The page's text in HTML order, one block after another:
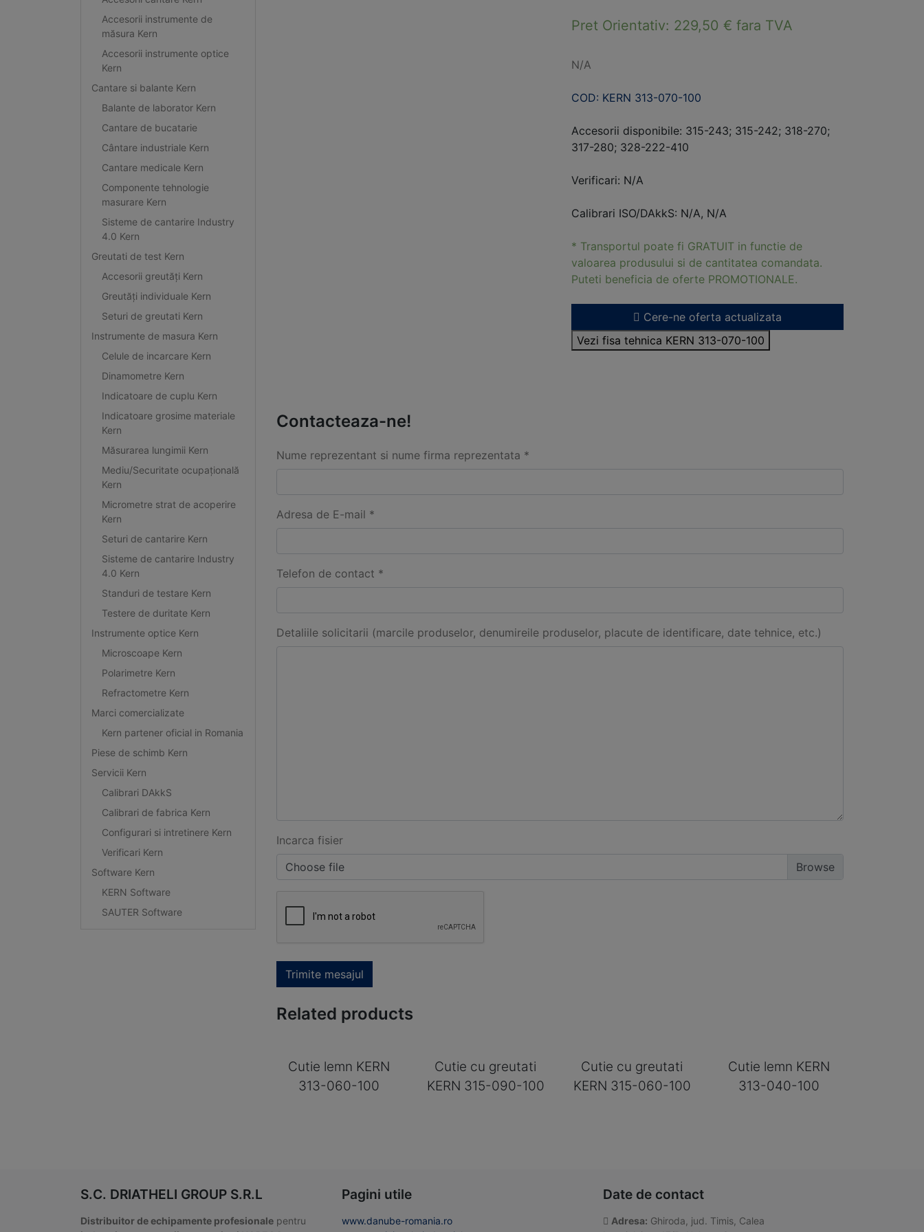
Accesorii instrumente de
măsura Kern
Accesorii instrumente optice
Kern
Cantare si balante Kern
Balante de laborator Kern
Cantare de bucatarie
Cântare industriale Kern
Cantare medicale Kern
Componente tehnologie
masurare Kern
Sisteme de cantarire Industry
4.0 Kern
Greutati de test Kern
Accesorii greutăți Kern
Greutăți individuale Kern
Seturi de greutati Kern
Instrumente de masura Kern
Celule de incarcare Kern
Dinamometre Kern
Indicatoare de cuplu Kern
Indicatoare grosime materiale
Kern
Măsurarea lungimii Kern
Mediu/Securitate ocupațională
Kern
Micrometre strat de acoperire
Kern
Seturi de cantarire Kern
Sisteme de cantarire Industry
4.0 Kern
Standuri de testare Kern
Testere de duritate Kern
Instrumente optice Kern
Microscoape Kern
Polarimetre Kern
Refractometre Kern
Marci comercializate
Kern partener oficial in Romania
Piese de schimb Kern
Servicii Kern
Calibrari DAkkS
Calibrari de fabrica Kern
Configurari si intretinere Kern
Verificari Kern
Software Kern
KERN Software
SAUTER Software
Pret Orientativ: 229,50 € fara TVA
N/A
COD: KERN 313-070-100
Accesorii disponibile: 315-243; 315-242; 318-270;
317-280; 328-222-410
Verificari: N/A
Calibrari ISO/DAkkS: N/A, N/A
* Transportul poate fi GRATUIT in functie de
valoarea produsului si de cantitatea comandata.
Puteti beneficia de oferte PROMOTIONALE.
Cere-ne oferta actualizata
Vezi fisa tehnica KERN 313-070-100
Contacteaza-ne!
Nume reprezentant si nume firma reprezentata *
Adresa de E-mail *
Telefon de contact *
Detaliile solicitarii (marcile produselor, denumireile produselor, placute de identificare, date tehnice, etc.)
Incarca fisier
Choose file
Trimite mesajul
Related products
Cutie lemn KERN
313-060-100
Cutie cu greutati
KERN 315-090-100
Cutie cu greutati
KERN 315-060-100
Cutie lemn KERN
313-040-100
S.C. DRIATHELI GROUP S.R.L
Distribuitor de echipamente profesionale pentru
Pagini utile
www.danube-romania.ro
Date de contact
Adresa: Ghiroda, jud. Timis, Calea